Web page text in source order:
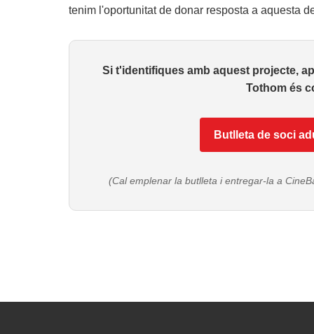
tenim l'oportunitat de donar resposta a aquesta
Si t'identifiques amb aquest projecte,
Tothom és
Butlleta de soci
(Cal emplenar la butlleta i entregar-la a